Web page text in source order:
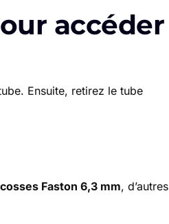
accéder
Ensuite, retirez le tube
cosses Faston 6,3 mm, d’autres